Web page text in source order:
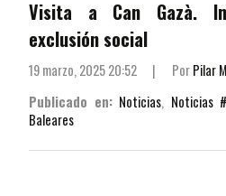
Visita a Can Gazà.
exclusión social
19 marzo, 2025 20:52 | PorPilar
Publicado en: Noticias, Noticias
Baleares